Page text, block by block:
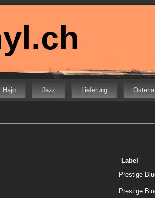
Hajo Jazz Lieferung Osteria
Label
Prestige
Prestige